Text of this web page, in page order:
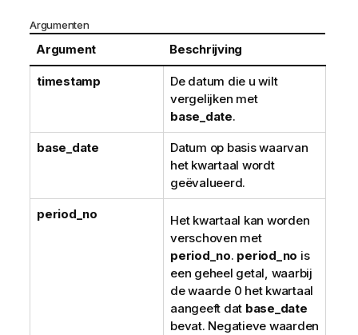
Argumenten
Argument Beschrijving
timestamp
De datum die u wilt
vergelijken met
base_date.
base_date
Datum op basis waarvan
het kwartaal wordt
geëvalueerd.
period_no
Het kwartaal kan worden
verschoven met
period_no. period_no is
een geheel getal, waarbij
de waarde 0 het kwartaal
aangeeft dat base_date
bevat. Negatieve waarden